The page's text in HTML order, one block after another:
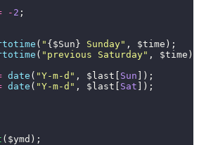
- 2 ;
( " {$Sun} Sunday" ,
$time);
( " previous Saturday" ,
$time);
date ( "Y-m-d " , $last[ Sun ]);
date ( "Y-m-d " , $last[ Sat ]);
($ymd);